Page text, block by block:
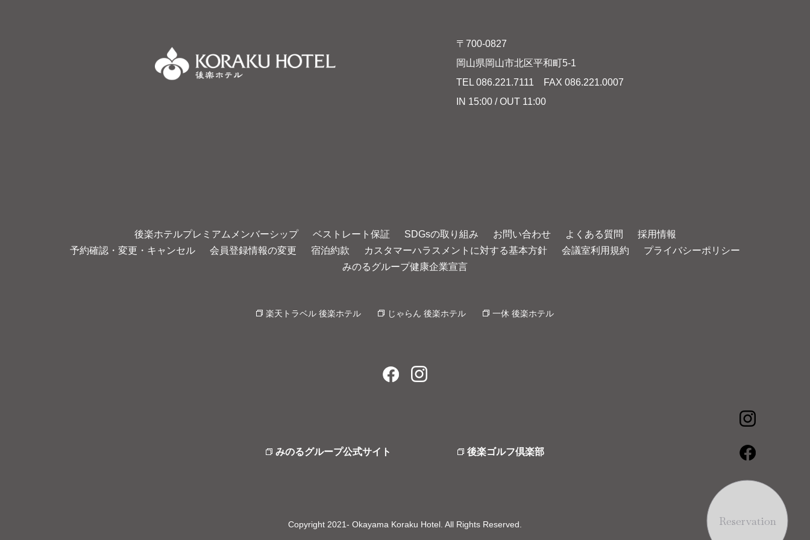
Reservation
〒700-0827
岡山県岡山市北区平和町5-1
TEL 086.221.7111 FAX 086.221.0007
IN 15:00 / OUT 11:00
後楽ホテルプレミアムメンバーシップ ベストレート保証 SDGsの取り組み お問い合わせ よくある質問
採用情報
予約確認・変更・キャンセル
会員登録情報の変更 宿泊約款 カスタマーハラスメントに対する基本方針 会議室利用規約
プライバシーポリシー
みのるグループ健康企業宣言
楽天トラベル 後楽ホテル じゃらん 後楽ホテル 一休 後楽ホテル
みのるグループ公式サイト 後楽ゴルフ倶楽部
Copyright 2021- Okayama Koraku Hotel. All Rights Reserved.